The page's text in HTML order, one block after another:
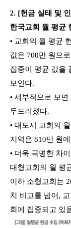
2. [헌금 실태 및
한국교회 월 평균
• 교회의 월 평균
값은 700만 원으
집중이 평균 값을
보인다.
• 세부적으로 보
두드러졌다.
• 대도시 교회의
지역은 810만 원
• 더욱 극명한 차
대형교회의 월 평
이하 소형교회는
치 비교를 넘어,
회에 집중되고 있